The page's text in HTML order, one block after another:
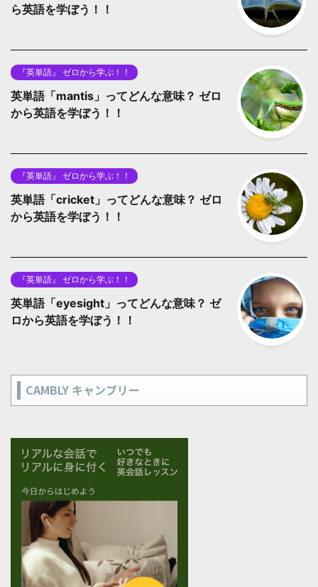
ら英語を学ぼう！！
『英単語』 ゼロから学ぶ！！
英単語「mantis」ってどんな意味？ ゼロ
から英語を学ぼう！！
『英単語』 ゼロから学ぶ！！
英単語「cricket」ってどんな意味？ ゼロ
から英語を学ぼう！！
『英単語』 ゼロから学ぶ！！
英単語「eyesight」ってどんな意味？ ゼ
ロから英語を学ぼう！！
CAMBLY キャンブリー